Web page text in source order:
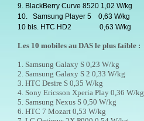
9. BlackBerry Curve 8520 1,02 W/kg
10. Samsung Player 5 0,63 W/kg
10 bis. HTC HD2 0,63 W/kg
Les 10 mobiles au DAS le plus faible :
1. Samsung Galaxy S 0,23 W/kg
2. Samsung Galaxy S 2 0,33 W/kg
3. HTC Desire S 0,35 W/kg
4. Sony Ericsson Xperia Play 0,36 W/kg
5. Samsung Nexus S 0,50 W/kg
6. HTC 7 Mozart 0,53 W/kg